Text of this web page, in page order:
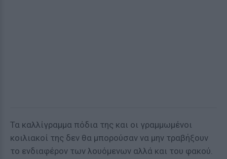
Τα καλλίγραμμα πόδια της και οι γραμμωμένοι
κοιλιακοί της δεν θα μπορούσαν να μην τραβήξουν
το ενδιαφέρον των λουόμενων αλλά και του φακού.